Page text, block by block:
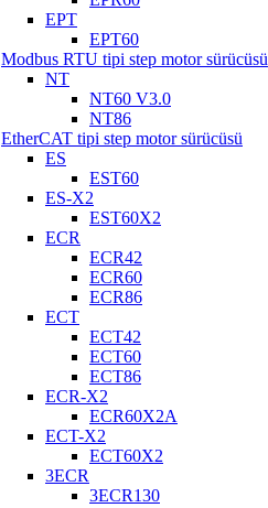
EPT
EPT60
Modbus RTU tipi step motor sürücüsü
NT
NT60 V3.0
NT86
EtherCAT tipi step motor sürücüsü
ES
EST60
ES-X2
EST60X2
ECR
ECR42
ECR60
ECR86
ECT
ECT42
ECT60
ECT86
ECR-X2
ECR60X2A
ECT-X2
ECT60X2
3ECR
3ECR130